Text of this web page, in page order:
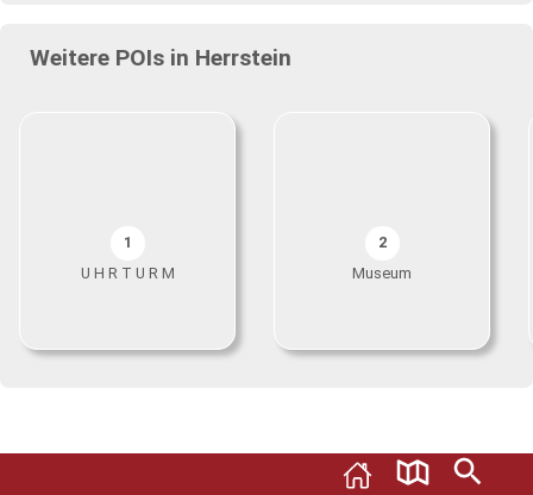
Weitere POIs in Herrstein
1
U H R T U R M
2
Museum